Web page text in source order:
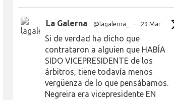
La Galerna @lagalerna_ · 29 Mar
Si de verdad ha dicho que
contrataron a alguien que HABÍA
SIDO VICEPRESIDENTE de los
árbitros, tiene todavía menos
vergüenza de lo que pensábamos.
Negreira era vicepresidente EN